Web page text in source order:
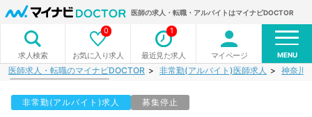
医師の求人・転職・アルバイトはマイナビDOCTOR
求人検索 お気に入り求人
0
最近見た求人
1
マイページ MENU
医師求人・転職のマイナビDOCTOR 非常勤(アルバイト)医師求人 神奈川
非常勤(アルバイト)求人 募集停止